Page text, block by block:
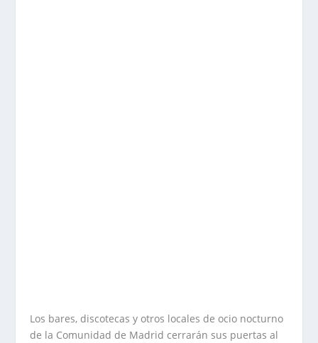
Los bares, discotecas y otros locales de ocio nocturno
de la Comunidad de Madrid cerrarán sus puertas al